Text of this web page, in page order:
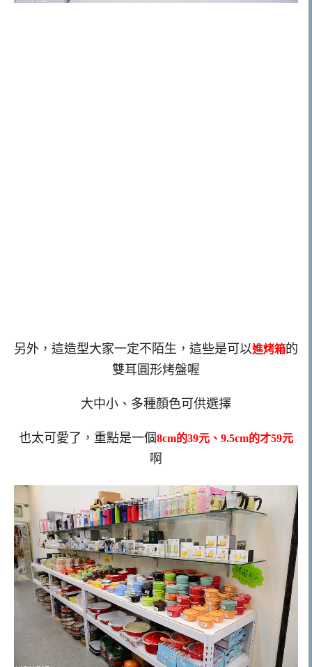
另外，這造型大家一定不陌生，這些是可以進烤箱的
雙耳圓形烤盤喔
大中小、多種顏色可供選擇
也太可愛了，重點是一個8cm的39元、 9.5cm的才59元
啊